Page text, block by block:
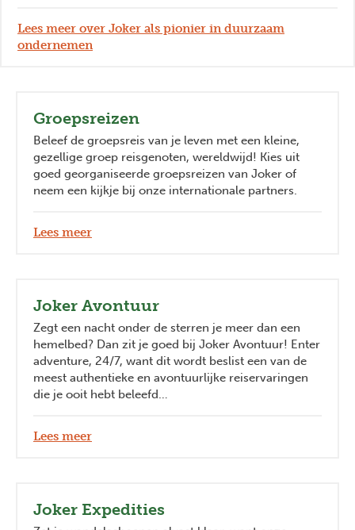
Lees meer over Joker als pionier in duurzaam
ondernemen
Groepsreizen
Beleef de groepsreis van je leven met een kleine,
gezellige groep reisgenoten, wereldwijd! Kies uit
goed georganiseerde groepsreizen van Joker of
neem een kijkje bij onze internationale partners.
Lees meer
Joker Avontuur
Zegt een nacht onder de sterren je meer dan een
hemelbed? Dan zit je goed bij Joker Avontuur! Enter
adventure, 24/7, want dit wordt beslist een van de
meest authentieke en avontuurlijke reiservaringen
die je ooit hebt beleefd…
Lees meer
Joker Expedities